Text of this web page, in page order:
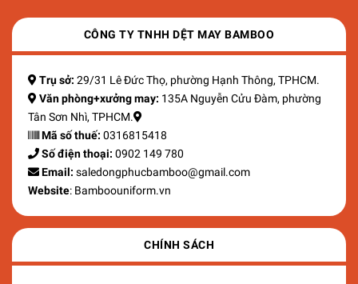
CÔNG TY TNHH DỆT MAY BAMBOO
Trụ sở: 29/31 Lê Đức Thọ, phường Hạnh Thông, TPHCM.
Văn phòng+xưởng may: 135A Nguyễn Cửu Đàm, phường
Tân Sơn Nhì, TPHCM.
Mã số thuế: 0316815418
Số điện thoại: 0902 149 780
Email: saledongphucbamboo@gmail.com
Website: Bamboouniform.vn
CHÍNH SÁCH